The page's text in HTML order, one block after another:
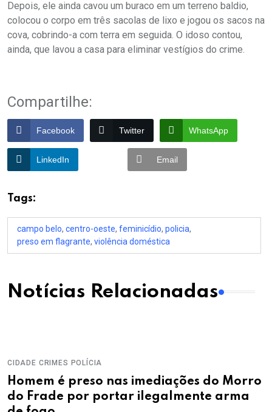
Depois, ele ainda cavou um buraco em um terreno baldio,
colocou o corpo em três sacolas de lixo e jogou os sacos na
cova, cobrindo-a com terra em seguida. O idoso contou,
ainda, que lavou a casa para eliminar vestígios do crime.
Compartilhe:
Facebook Twitter WhatsApp
LinkedIn Email
Tags:
campo belo, centro-oeste, feminicídio, policia,
preso em flagrante, violência doméstica
Notícias Relacionadas
CIDADE CRIMES POLÍCIA
Homem é preso nas imediações do Morro
do Frade por portar ilegalmente arma